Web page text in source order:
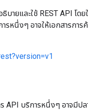
ายและใช้ REST API โด
หนึ่งๆ อาจให้เอกสารการ
API บริการหนึ่งๆ อาจมีปล